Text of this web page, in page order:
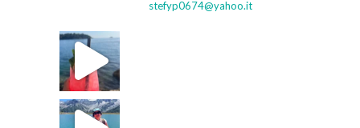
stefyp0674@yahoo.it